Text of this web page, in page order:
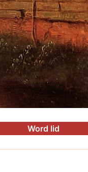
Word lid